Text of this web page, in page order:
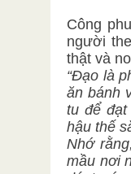
Công
người
thật và
“Đạo là
ăn bánh
tu để đạt
hậu thế
Nhớ
mầu nơi